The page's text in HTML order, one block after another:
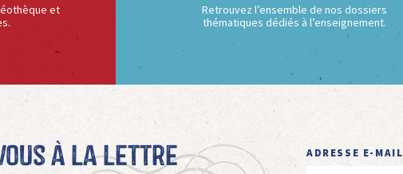
et
Retrouvez l’ensemble de nos dossiers
thématiques dédiés à l’enseignement.
à La Lettre ADRESSE E-MAIL